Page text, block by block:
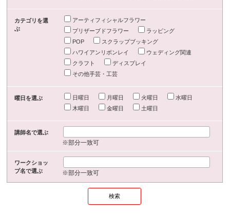
カテゴリを選
ぶ
アーティフィシャルフラワー
プリザーブドフラワー
ラッピング
POP
スクラップブッキング
ハワイアンリボンレイ
ウェディング関連
クラフト
ディスプレイ
その他手芸・工芸
曜日を選ぶ 日曜日 月曜日 火曜日
水曜日
木曜日
金曜日 土曜日
講師名で選ぶ
※部分一致可
ワークショッ
プ名で選ぶ
※部分一致可